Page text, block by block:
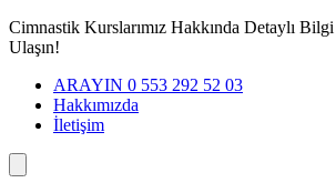
İçeriğe
geç
Cimnastik Kurslarımız Hakkında Detaylı
Ulaşın!
ARAYIN 0 553 292 52 03
Hakkımızda
İletişim